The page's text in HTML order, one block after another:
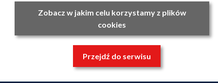
Zobacz w jakim celu korzystamy z plików
cookies
Przejdź do serwisu